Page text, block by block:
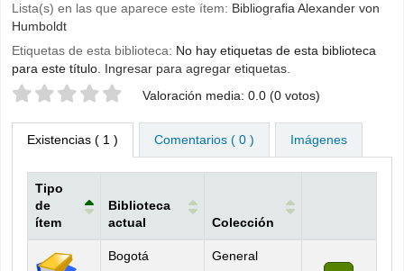
Lista(s) en las que aparece este ítem: Bibliografia Alexander von
Humboldt
Etiquetas de esta biblioteca: No hay etiquetas de esta biblioteca
para este título. Ingresar para agregar etiquetas.
Valoración Valoración media: 0.0 (0 votos)
Existencias ( 1 ) Comentarios ( 0 ) Imágenes
Existencias
Tipo
de
ítem
Biblioteca
actual
Colección
Bogotá General